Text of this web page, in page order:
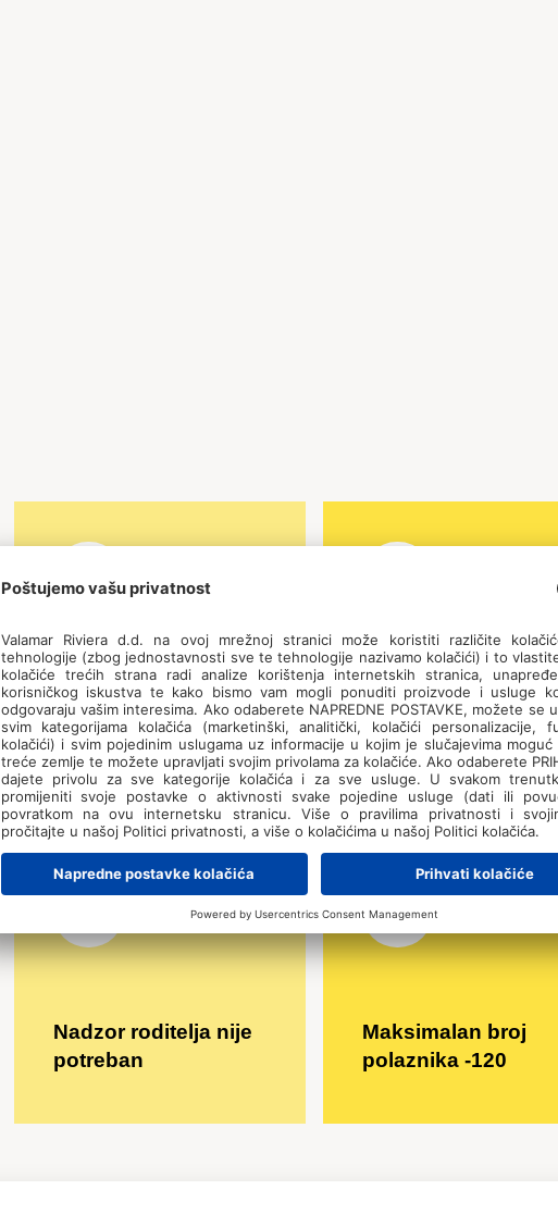
Hrvatski, engleski,
islandski, slovenski,
talijanski
Cijena sa
- 1250 € za tjedan
dana
Nadzor roditelja nije
potreban
Maksimalan broj
polaznika -120